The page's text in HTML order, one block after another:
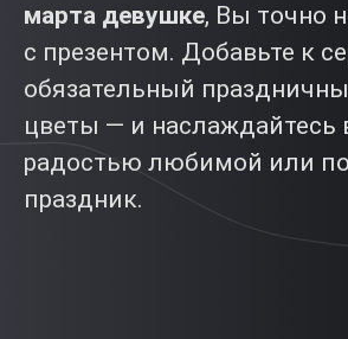
марта девушке, Вы точно
с презентом. Добавьте к
обязательный
цветы — и наслаждайтесь
радостью любимой или
праздник.